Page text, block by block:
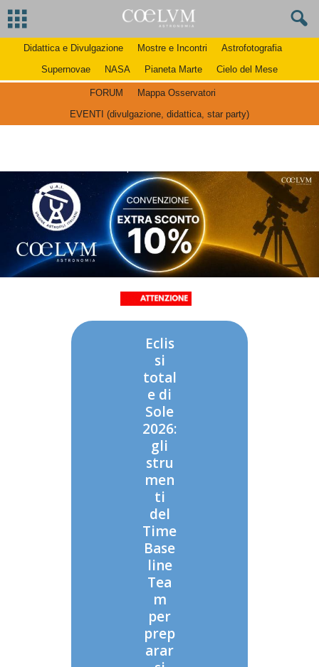
Didattica e Divulgazione Mostre e Incontri
Astrofotografia
Supernovae
NASA Pianeta Marte Cielo del Mese
FORUM
Mappa Osservatori
EVENTI (divulgazione, didattica, star party)
Eclis
si
total
e di
Sole
2026:
gli
stru
men
ti
del
Time
Base
line
Tea
m
per
prep
arar